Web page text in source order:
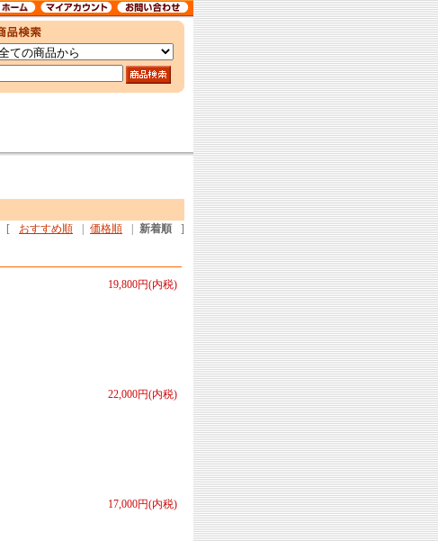
[ おすすめ順 価格順 新着順
]
19,800円(内税)
22,000円(内税)
17,000円(内税)